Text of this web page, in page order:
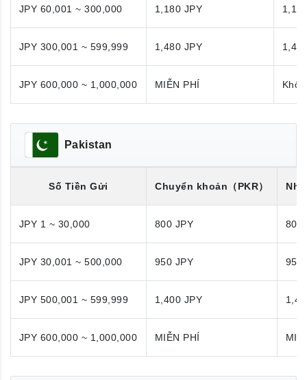
JPY 60,001 ~ 300,000 1,180 JPY
JPY 300,001 ~ 599,999 1,480 JPY
JPY 600,000 ~ 1,000,000 MIỄN PHÍ
Pakistan
Số Tiền Gửi Chuyển khoản （PKR）
JPY 1 ~ 30,000 800 JPY 800
JPY 30,001 ~ 500,000 950 JPY 950
JPY 500,001 ~ 599,999 1,400 JPY
JPY 600,000 ~ 1,000,000 MIỄN PHÍ